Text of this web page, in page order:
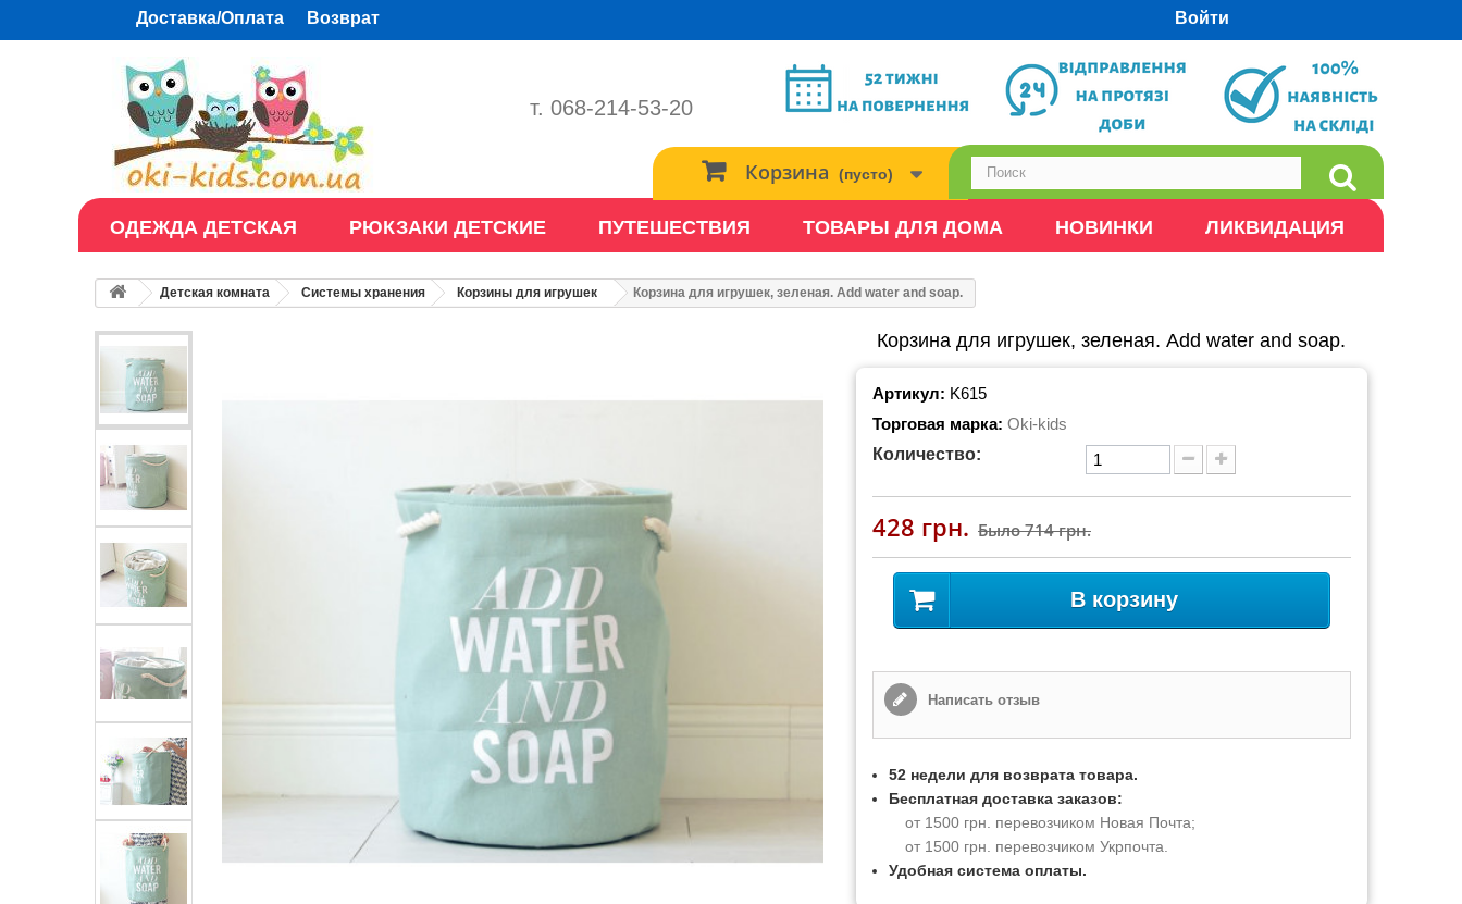
Доставка/Оплата Возврат Войти
т. 068-214-53-20
Корзина (пусто)
ОДЕЖДА ДЕТСКАЯ РЮКЗАКИ ДЕТСКИЕ ПУТЕШЕСТВИЯ ТОВАРЫ ДЛЯ ДОМА НОВИНКИ ЛИКВИДАЦИЯ
Детская комната Системы хранения Корзины для игрушек Корзина для игрушек, зеленая. Add water and soap.
Корзина для игрушек, зеленая. Add water and soap.
Артикул: K615
Торговая марка: Oki-kids
Количество:
428 грн. Было714 грн.
В корзину
Написать отзыв
52 недели для возврата товара.
Бесплатная доставка заказов:
от 1500 грн. перевозчиком Новая Почта;
от 1500 грн. перевозчиком Укрпочта.
Удобная система оплаты.